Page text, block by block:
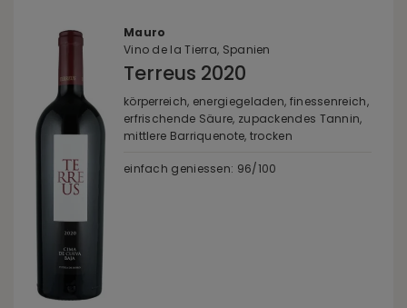
Mauro
Vino de la Tierra, Spanien
Terreus 2020
körperreich, energiegeladen, finessenreich,
erfrischende Säure, zupackendes Tannin,
mittlere Barriquenote, trocken
einfach geniessen: 96/100